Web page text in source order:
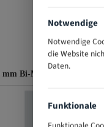
Bi-Metall
Notwendige
Notwendige
die Website
Daten.
Funktionale